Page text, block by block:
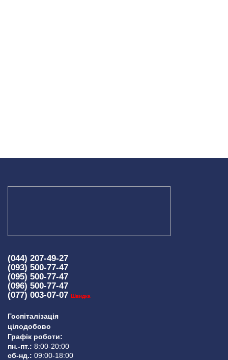
(044) 207-49-27
(093) 500-77-47
(095) 500-77-47
(096) 500-77-47
(077) 003-07-07 Швидка
Госпіталізація
цілодобово
Графік роботи:
пн.-пт.: 8:00-20:00
сб-нд.: 09:00-18:00